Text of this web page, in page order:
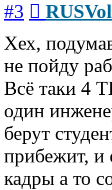
#3
Хех,
не пойду
Всё таки 4
один
берут
прибежит, и
кадры а то